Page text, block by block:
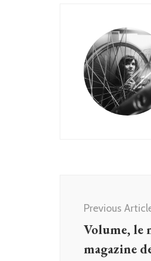
Navigation
Previous
Volume, le
magazine